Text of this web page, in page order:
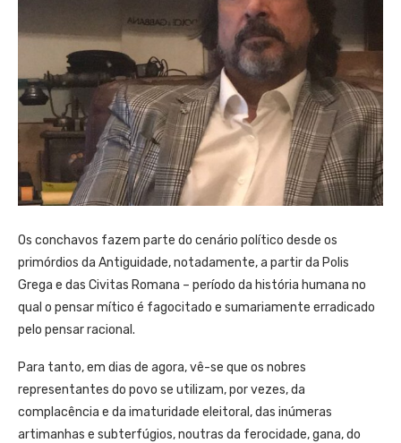
Os conchavos fazem parte do cenário político desde os
primórdios da Antiguidade, notadamente, a partir da Polis
Grega e das Civitas Romana – período da história humana no
qual o pensar mítico é fagocitado e sumariamente erradicado
pelo pensar racional.
Para tanto, em dias de agora, vê-se que os nobres
representantes do povo se utilizam, por vezes, da
complacência e da imaturidade eleitoral, das inúmeras
artimanhas e subterfúgios, noutras da ferocidade, gana, do